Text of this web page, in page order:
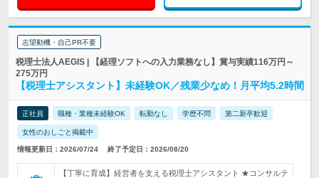
志望動機・自己PR不要
税理士法人AEGIS | 【経理ソフトへの入力業務なし】賞与実績116万円～
275万円
【税理士アシスタント】未経験OK／残業少なめ！月平均5.2時間
正社員 職種・業種未経験OK 転勤なし 学歴不問 第二新卒歓迎
女性のおしごと掲載中
情報更新日：2026/07/24 終了予定日：2026/08/20
【丁寧に育成】経営者を支える税理士アシスタント ★コンサルテ